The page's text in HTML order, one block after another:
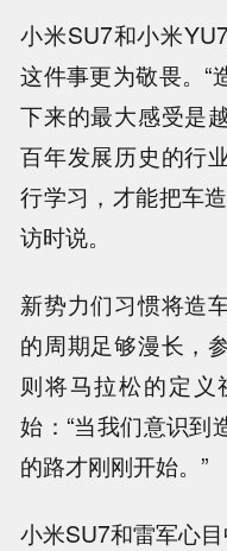
小米SU7和小米
这件事更为敬畏。“
下来的最大感受是
百年发展历史的行
行学习，才能把车
访时说。
新势力们习惯将造
的周期足够漫长，
则将马拉松的定
始：“当我们意识到
的路才刚刚开始。”
小米SU7和雷军心